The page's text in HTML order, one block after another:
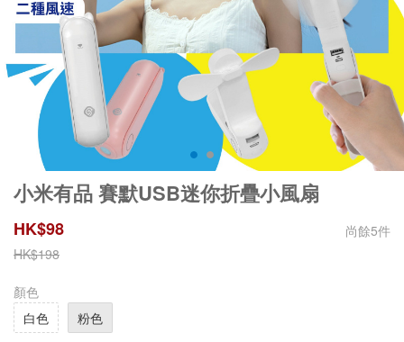
小米有品 賽默USB迷你折疊小風扇
HK$98 尚餘5件
HK$198
顏色
白色
粉色